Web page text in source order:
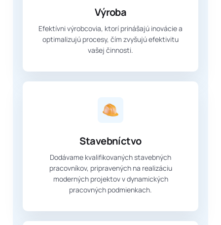
Výroba
Efektívni výrobcovia, ktorí prinášajú inovácie a
optimalizujú procesy, čím zvyšujú efektivitu
vašej činnosti.
Stavebníctvo
Dodávame kvalifikovaných stavebných
pracovníkov, pripravených na realizáciu
moderných projektov v dynamických
pracovných podmienkach.